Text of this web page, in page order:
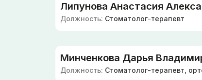
Липунова Анастасия
Должность: Стоматолог-терапевт
Минченкова Дарья
Должность: Стоматолог-терапевт,